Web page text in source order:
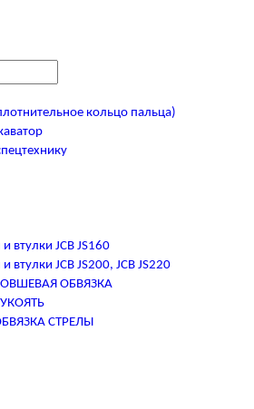
кольцо пальца)
втулки JCB JS160
втулки JCB JS200, JCB JS220
ОБВЯЗКА
СТРЕЛЫ